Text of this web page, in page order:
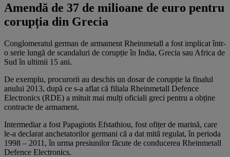
Amendă de 37 de milioane de euro pentru
corupția din Grecia
Conglomeratul german de armament Rheinmetall a fost implicat într-
o serie lungă de scandaluri de corupție în India, Grecia sau Africa de
Sud în ultimii 15 ani.
De exemplu, procurorii au deschis un dosar de corupție la finalul
anului 2013, după ce s-a aflat că filiala Rheinmetall Defence
Electronics (RDE) a mituit mai mulți oficiali greci pentru a obține
contracte de armament.
Intermediar a fost Papagiotis Efstathiou, fost ofițer de marină, care
le-a declarat anchetatorilor germani că a dat mită regulat, în perioda
1998 – 2011, în urma presiunilor făcute de conducerea Rheinmetall
Defence Electronics.